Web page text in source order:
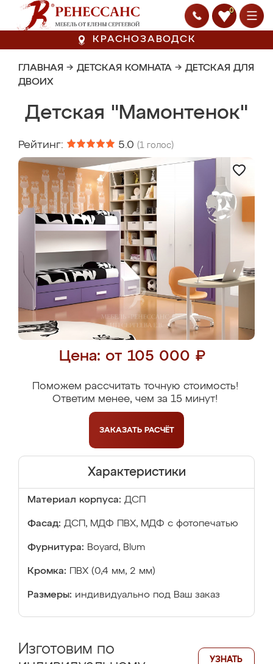
0
КРАСНОЗАВОДСК
ГЛАВНАЯ → ДЕТСКАЯ КОМНАТА → ДЕТСКАЯ ДЛЯ
ДВОИХ
Детская "Мамонтенок"
Рейтинг: 5.0 (1 голос)
Цена: от 105 000 ₽
Поможем рассчитать точную стоимость!
Ответим менее, чем за 15 минут!
ЗАКАЗАТЬ РАСЧЁТ
Характеристики
Материал корпуса: ДСП
Фасад: ДСП, МДФ ПВХ, МДФ с фотопечатью
Фурнитура: Boyard, Blum
Кромка: ПВХ (0,4 мм, 2 мм)
Размеры: индивидуально под Ваш заказ
Изготовим по
УЗНАТЬ